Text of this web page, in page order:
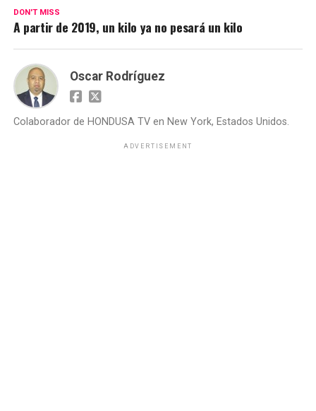
DON'T MISS
A partir de 2019, un kilo ya no pesará un kilo
Oscar Rodríguez
Colaborador de HONDUSA TV en New York, Estados Unidos.
ADVERTISEMENT